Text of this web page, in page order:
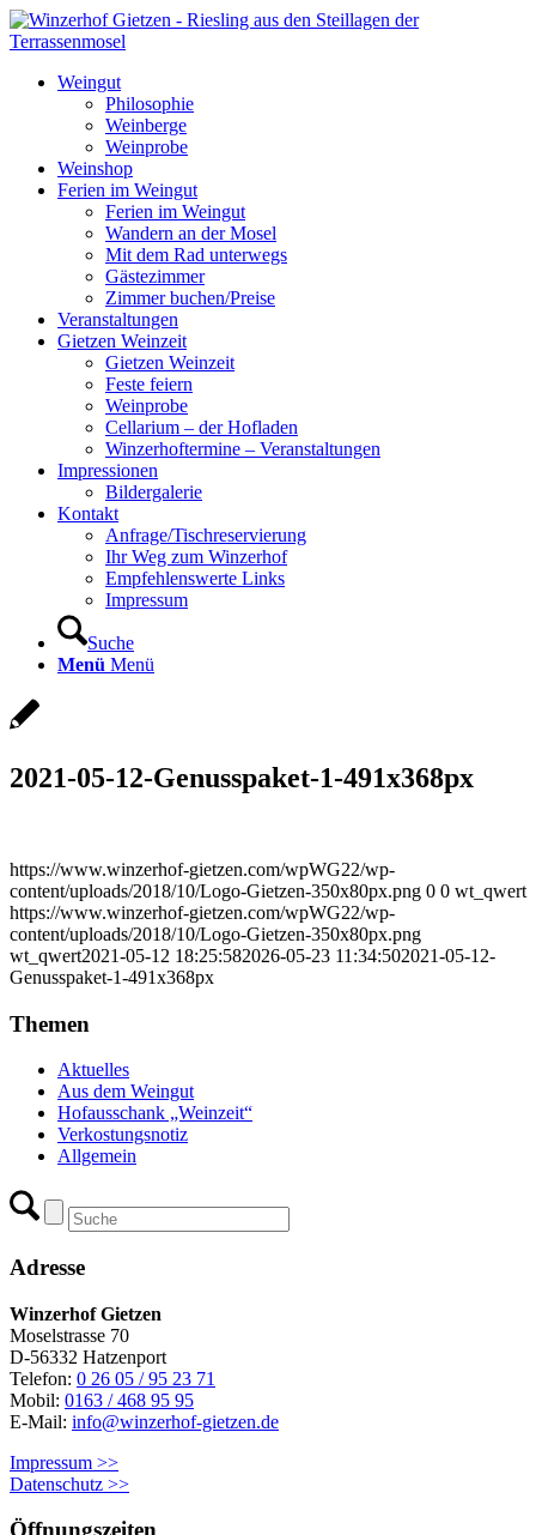
Weingut
Philosophie
Weinberge
Weinprobe
Weinshop
Ferien im Weingut
Ferien im Weingut
Wandern an der Mosel
Mit dem Rad unterwegs
Gästezimmer
Zimmer buchen/Preise
Veranstaltungen
Gietzen Weinzeit
Gietzen Weinzeit
Feste feiern
Weinprobe
Cellarium – der Hofladen
Winzerhoftermine – Veranstaltungen
Impressionen
Bildergalerie
Kontakt
Anfrage/Tischreservierung
Ihr Weg zum Winzerhof
Empfehlenswerte Links
Impressum
Suche
Menü Menü
2021-05-12-Genusspaket-1-491x368px
https://www.winzerhof-gietzen.com/wpWG22/wp-
content/uploads/2018/10/Logo-Gietzen-350x80px.png 0 0 wt_qwert
https://www.winzerhof-gietzen.com/wpWG22/wp-
content/uploads/2018/10/Logo-Gietzen-350x80px.png
wt_qwert2021-05-12 18:25:582026-05-23 11:34:502021-05-12-
Genusspaket-1-491x368px
Themen
Aktuelles
Aus dem Weingut
Hofausschank „Weinzeit“
Verkostungsnotiz
Allgemein
Adresse
Winzerhof Gietzen
Moselstrasse 70
D-56332 Hatzenport
Telefon: 0 26 05 / 95 23 71
Mobil: 0163 / 468 95 95
E-Mail: info@winzerhof-gietzen.de
Impressum >>
Datenschutz >>